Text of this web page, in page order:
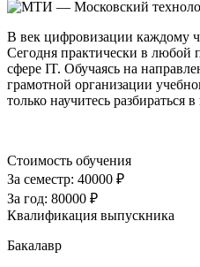
В век цифровизации каждому
Сегодня практически в любой
сфере IT. Обучаясь на
грамотной организации
только научитесь
Стоимость обучения
За семестр: 40000 ₽
За год: 80000 ₽
Квалификация выпускника
Бакалавр